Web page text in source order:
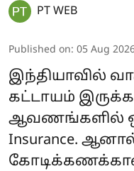
PT WEB
Published on: 05 Aug
இந்தியாவில்
கட்டாயம்
ஆவணங்களில்
Insurance.